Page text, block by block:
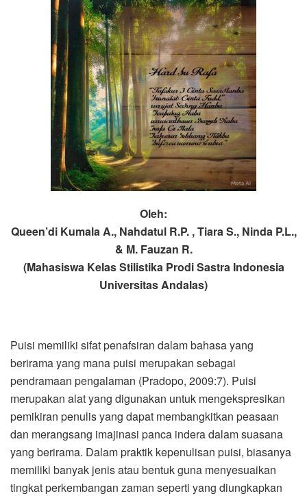
Oleh:
Queen’di Kumala A., Nahdatul R.P. , Tiara S., Ninda P.L.,
& M. Fauzan R.
(Mahasiswa Kelas Stilistika Prodi Sastra Indonesia
Universitas Andalas)
Puisi memiliki sifat penafsiran dalam bahasa yang
berirama yang mana puisi merupakan sebagai
pendramaan pengalaman (Pradopo, 2009:7). Puisi
merupakan alat yang digunakan untuk mengekspresikan
pemikiran penulis yang dapat membangkitkan peasaan
dan merangsang imajinasi panca indera dalam suasana
yang berirama. Dalam praktik kepenulisan puisi, biasanya
memiliki banyak jenis atau bentuk guna menyesuaikan
tingkat perkembangan zaman seperti yang diungkapkan